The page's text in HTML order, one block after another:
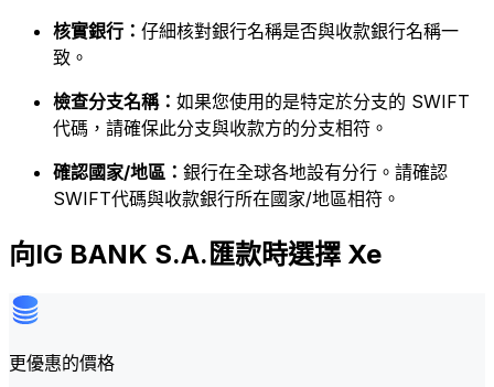
核實銀行： 仔細核對銀行名稱是否與收款銀行名稱一
致。
檢查分支名稱： 如果您使用的是特定於分支的 SWIFT
代碼，請確保此分支與收款方的分支相符。
確認國家/地區： 銀行在全球各地設有分行。請確認
SWIFT代碼與收款銀行所在國家/地區相符。
向IG BANK S.A.匯款時選擇 Xe
更優惠的價格